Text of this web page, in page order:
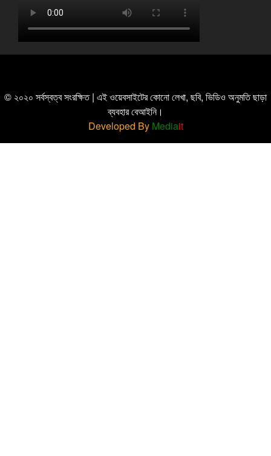
© ২০২০ সর্বস্বত্ব সংরক্ষিত | এই ওয়েবসাইটের কোনো লেখা, ছবি, ভিডিও অনুমতি ছাড়া
ব্যবহার বেআইনি।
Developed By Mediait